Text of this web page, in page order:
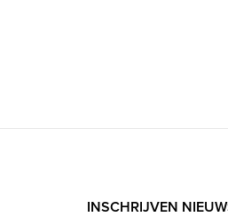
INSCHRIJVEN